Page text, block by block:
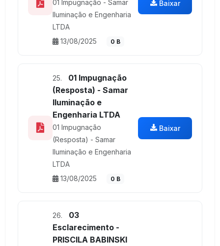
01 Impugnação - Samar
Iluminação e Engenharia
LTDA
13/08/2025
0 B
Baixar
25.
01 Impugnação
(Resposta) - Samar
Iluminação e
Engenharia LTDA
01 Impugnação
(Resposta) - Samar
Iluminação e Engenharia
LTDA
13/08/2025
0 B
Baixar
26.
03
Esclarecimento -
PRISCILA BABINSKI